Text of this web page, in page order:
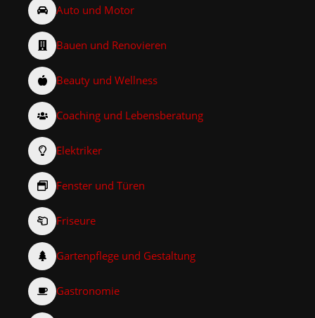
Auto und Motor
Bauen und Renovieren
Beauty und Wellness
Coaching und Lebensberatung
Elektriker
Fenster und Türen
Friseure
Gartenpflege und Gestaltung
Gastronomie